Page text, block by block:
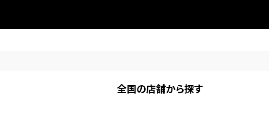
全国の店舗から探す